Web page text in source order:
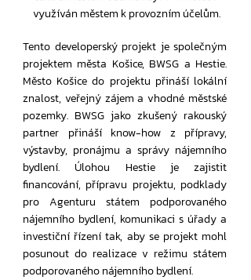
využíván městem k provozním účelům.
Tento developerský projekt je společným
projektem města Košice, BWSG a Hestie.
Město Košice do projektu přináší lokální
znalost, veřejný zájem a vhodné městské
pozemky. BWSG jako zkušený rakouský
partner přináší know-how z přípravy,
výstavby, pronájmu a správy nájemního
bydlení. Úlohou Hestie je zajistit
financování, přípravu projektu, podklady
pro Agenturu státem podporovaného
nájemního bydlení, komunikaci s úřady a
investiční řízení tak, aby se projekt mohl
posunout do realizace v režimu státem
podporovaného nájemního bydlení.